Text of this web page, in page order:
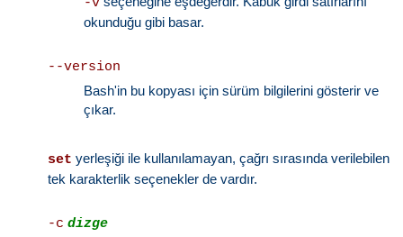
-v
okunduğu gibi basar.
--version
Bash'in bu kopyası için sürüm bilgilerini gösterir ve
çıkar.
set yerleşiği ile kullanılamayan, çağrı sırasında verilebilen
tek karakterlik seçenekler de vardır.
-c dizge